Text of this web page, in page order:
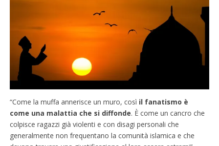
“Come la muffa annerisce un muro, così il fanatismo è
come una malattia che si diffonde. È come un cancro che
colpisce ragazzi già violenti e con disagi personali che
generalmente non frequentano la comunità islamica e che